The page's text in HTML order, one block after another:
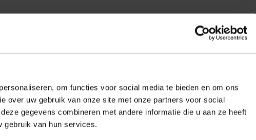
om functies voor social media te bieden en om ons
over uw gebruik van onze site met onze partners voor social
gegevens combineren met andere informatie die u aan ze heeft
gebruik van hun services.